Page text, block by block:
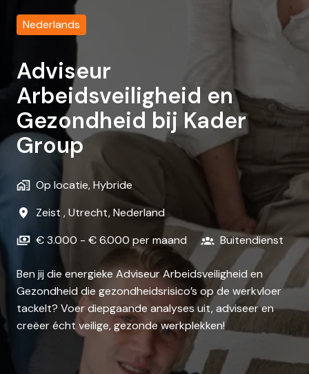
Nederlands
Adviseur
Arbeidsveiligheid en
Gezondheid bij Kader
Group
Op locatie, Hybride
Zeist ,Utrecht,Nederland
€ 3.000 - € 6.000 per maand
Buitendienst
Ben jij die energieke Adviseur Arbeidsveiligheid en
Gezondheid die gezondheidsrisico’s op de werkvloer
tackelt? Voer diepgaande analyses uit, adviseer en
creëer écht veilige, gezonde werkplekken!